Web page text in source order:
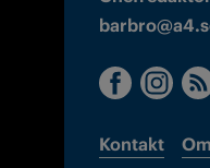
Kontakt